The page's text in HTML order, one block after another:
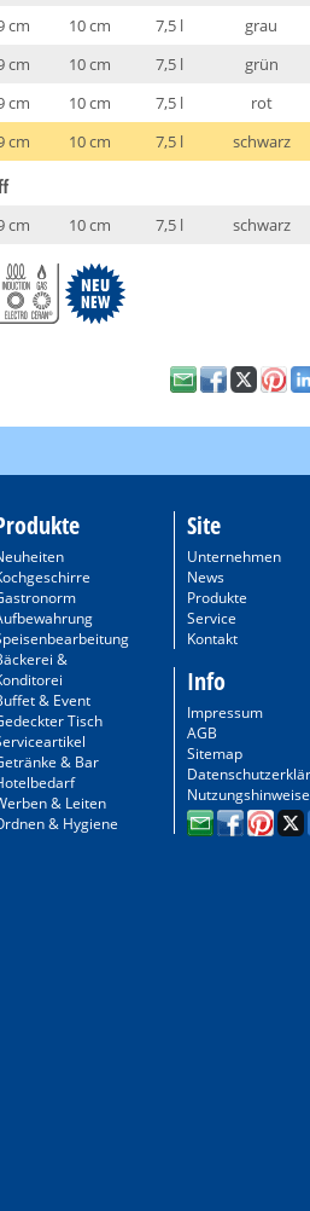
cm 10 cm 7,5 l
grau
cm 10 cm 7,5 l
grün
cm 10 cm 7,5 l
rot
cm 10 cm 7,5 l schwarz
cm 10 cm 7,5 l schwarz
&
& Event
Tisch
& Bar
& Leiten
& Hygiene
Site
Unternehmen
News
Produkte
Service
Kontakt
Info
Impressum
AGB
Sitemap
Nutzungshinweise